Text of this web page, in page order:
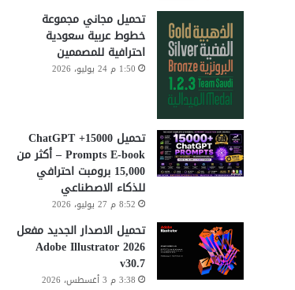
تحميل مجاني مجموعة
خطوط عربية سعودية
احترافية للمصممين
1:50 م 24 يوليو، 2026
تحميل 15000+ ChatGPT
Prompts E-book – أكثر من
15,000 برومبت احترافي
للذكاء الاصطناعي
8:52 م 27 يوليو، 2026
تحميل الاصدار الجديد مفعل
Adobe Illustrator 2026
v30.7
3:38 م 3 أغسطس، 2026